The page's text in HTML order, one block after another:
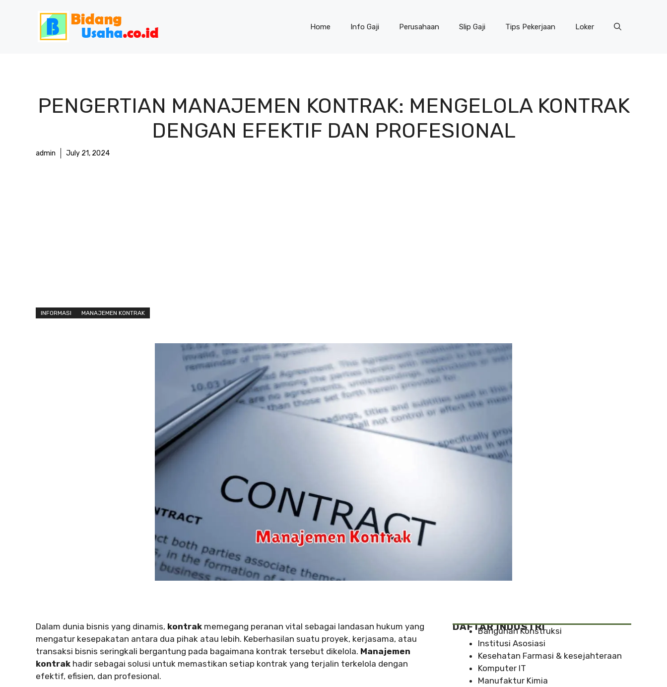
Home Info Gaji Perusahaan Slip Gaji Tips Pekerjaan Loker
PENGERTIAN MANAJEMEN KONTRAK: MENGELOLA KONTRAK
DENGAN EFEKTIF DAN PROFESIONAL
admin July 21, 2024
INFORMASI MANAJEMEN KONTRAK
Dalam dunia bisnis yang dinamis, kontrak memegang peranan vital sebagai landasan hukum yang
mengatur kesepakatan antara dua pihak atau lebih. Keberhasilan suatu proyek, kerjasama, atau
transaksi bisnis seringkali bergantung pada bagaimana kontrak tersebut dikelola. Manajemen
kontrak hadir sebagai solusi untuk memastikan setiap kontrak yang terjalin terkelola dengan
efektif, efisien, dan profesional.
DAFTAR INDUSTRI
Bangunan Konstruksi
Institusi Asosiasi
Kesehatan Farmasi & kesejahteraan
Komputer IT
Manufaktur Kimia